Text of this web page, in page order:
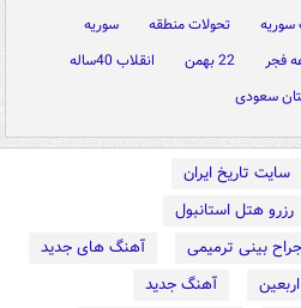
سوریه تحولات منطقه
سوریه
فجر 22 بهمن
انقلاب 40ساله
سعودی
سایت تاریخ ایران
رزرو هتل استانبول
بینی ترمیمی
آهنگ های جدید
آهنگ جدید